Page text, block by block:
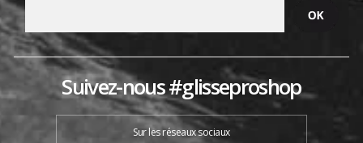
Suivez-nous #glisseproshop
Sur les réseaux sociaux